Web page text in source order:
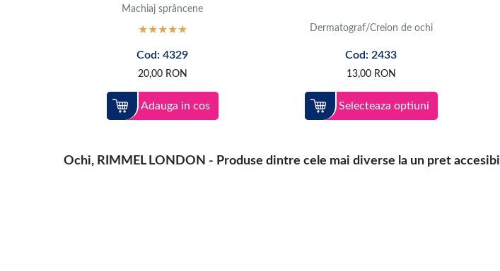
Machiaj sprâncene
Cod: 4329
20,00 RON
Adauga in cos
Dermatograf/Creion de ochi
Cod: 2433
13,00 RON
Selecteaza optiuni
Ochi, RIMMEL LONDON - Produse dintre cele mai diverse la un pret accesibil